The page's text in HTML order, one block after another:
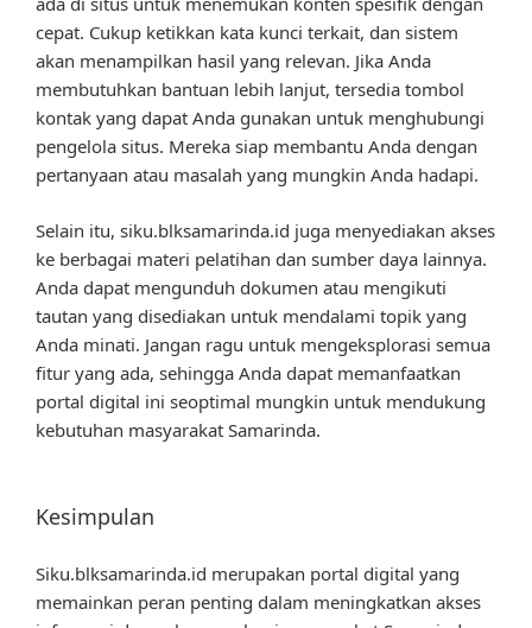
cepat. Cukup ketikkan kata kunci terkait, dan sistem
akan menampilkan hasil yang relevan. Jika Anda
membutuhkan bantuan lebih lanjut, tersedia tombol
kontak yang dapat Anda gunakan untuk menghubungi
pengelola situs. Mereka siap membantu Anda dengan
pertanyaan atau masalah yang mungkin Anda hadapi.
Selain itu, siku.blksamarinda.id juga menyediakan akses
ke berbagai materi pelatihan dan sumber daya lainnya.
Anda dapat mengunduh dokumen atau mengikuti
tautan yang disediakan untuk mendalami topik yang
Anda minati. Jangan ragu untuk mengeksplorasi semua
fitur yang ada, sehingga Anda dapat memanfaatkan
portal digital ini seoptimal mungkin untuk mendukung
kebutuhan masyarakat Samarinda.
Kesimpulan
Siku.blksamarinda.id merupakan portal digital yang
memainkan peran penting dalam meningkatkan akses